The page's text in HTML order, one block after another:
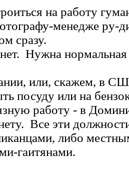
на работу
менедже ру-
сразу.
Нужна
или, скажем, в
посуду или на
работу - в
Все эти
либо
гаитянами.